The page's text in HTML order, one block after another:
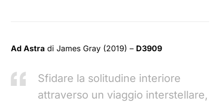
Ad Astra di James Gray (2019) – D3909
Sfidare la solitudine interiore
attraverso un viaggio interstellare,